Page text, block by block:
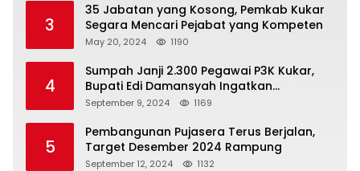
3
35 Jabatan yang Kosong, Pemkab Kukar
Segara Mencari Pejabat yang Kompeten
May 20, 2024 1190
4
Sumpah Janji 2.300 Pegawai P3K Kukar,
Bupati Edi Damansyah Ingatkan
Tanggung Jawab Baru
September 9, 2024 1169
5
Pembangunan Pujasera Terus Berjalan,
Target Desember 2024 Rampung
September 12, 2024 1132